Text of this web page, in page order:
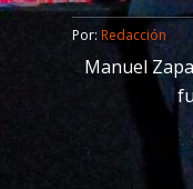
Por: Redacción
Manuel